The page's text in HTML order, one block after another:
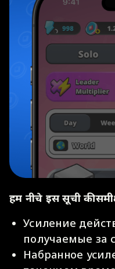
हम नीचे इस सूची की
Усиление
получаемые за
Набранное